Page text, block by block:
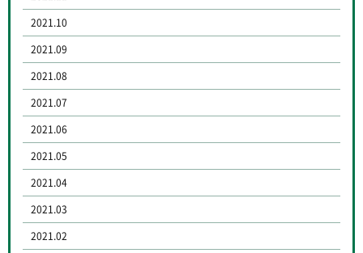
2021.10
2021.09
2021.08
2021.07
2021.06
2021.05
2021.04
2021.03
2021.02